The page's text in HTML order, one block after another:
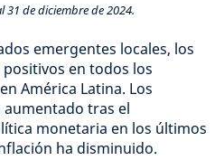
31 de diciembre de 2024.
emergentes locales, los
en todos los
América Latina. Los
tras el
monetaria en los últimos
ha disminuido.